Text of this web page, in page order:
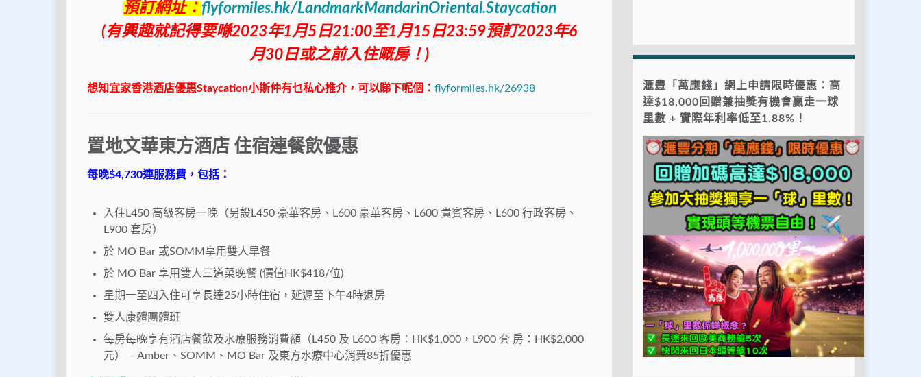
預訂網址： flyformiles.hk/LandmarkMandarinOriental.Staycation
(有興趣就記得要喺2023年1月5日21:00至1月15日23:59預訂2023年6
月30日或之前入住嘅房！)
想知宜家香港酒店優惠Staycation小斯仲有乜私心推介，可以睇下呢個： flyformiles.hk/26938
置地文華東方酒店 住宿連餐飲優惠
每晚$4,730連服務費 ，包括：
入住L450 高級客房一晚（另設L450 豪華客房、L600 豪華客房、L600 貴賓客房、L600 行政客房、
L900 套房）
於 MO Bar 或SOMM享用雙人早餐
於 MO Bar 享用雙人三道菜晚餐 (價值HK$418/位)
星期一至四入住可享長達25小時住宿，延遲至下午4時退房
雙人康體團體班
每房每晚享有酒店餐飲及水療服務消費額（L450 及 L600 客房：HK$1,000，L900 套 房：HK$2,000
元） – Amber、SOMM、MO Bar 及東方水療中心消費85折優惠
滙豐「萬應錢」網上申請限時優惠：高
達$18,000回贈兼抽獎有機會贏走一球
里數 + 實際年利率低至1.88%！